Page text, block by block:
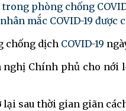
phòng chống
mắc COVID-19 được
chống dịch COVID-19
nghị Chính phủ cho nới
sau thời gian giãn